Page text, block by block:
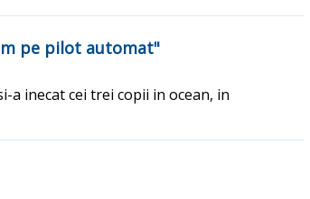
pe pilot automat"
a inecat cei trei copii in ocean, in